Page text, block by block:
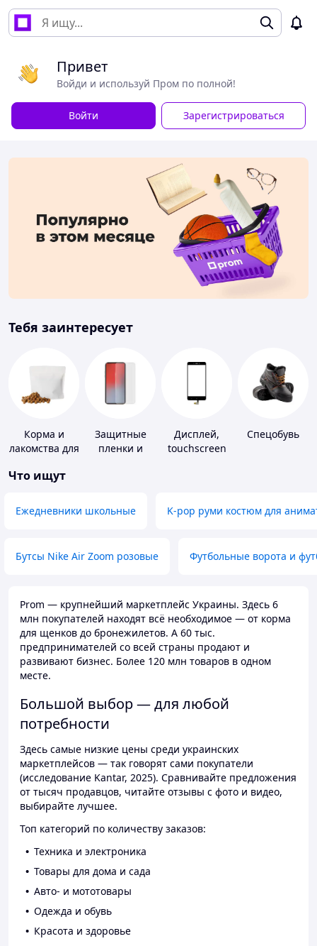
Привет
Войди и используй Пром по полной!
Войти Зарегистрироваться
Тебя заинтересует
Корма и
лакомства для
животных и
Защитные
пленки и
Дисплей,
touchscreen
Спецобувь
Что ищут
Ежедневники школьные K-pop руми костюм для
Бутсы Nike Air Zoom розовые Футбольные ворота и
Prom — крупнейший маркетплейс Украины. Здесь 6
млн покупателей находят всё необходимое — от корма
для щенков до бронежилетов. А 60 тыс.
предпринимателей со всей страны продают и
развивают бизнес. Более 120 млн товаров в одном
месте.
Большой выбор — для любой
потребности
Здесь самые низкие цены среди украинских
маркетплейсов — так говорят сами покупатели
(исследование Kantar, 2025). Сравнивайте предложения
от тысяч продавцов, читайте отзывы с фото и видео,
выбирайте лучшее.
Топ категорий по количеству заказов:
Техника и электроника
Товары для дома и сада
Авто- и мототовары
Одежда и обувь
Красота и здоровье